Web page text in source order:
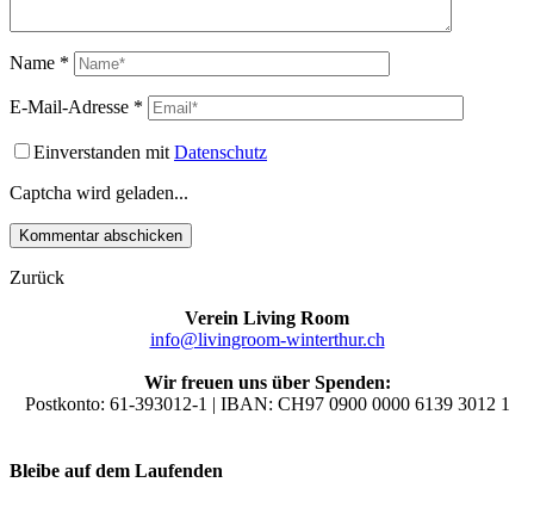
Name *
E-Mail-Adresse *
Einverstanden mit Datenschutz
Captcha wird geladen...
Zurück
Verein Living Room
info@livingroom-winterthur.ch
Wir freuen uns über Spenden:
Postkonto: 61-393012-1 | IBAN: CH97 0900 0000 6139 3012 1
Bleibe auf dem Laufenden